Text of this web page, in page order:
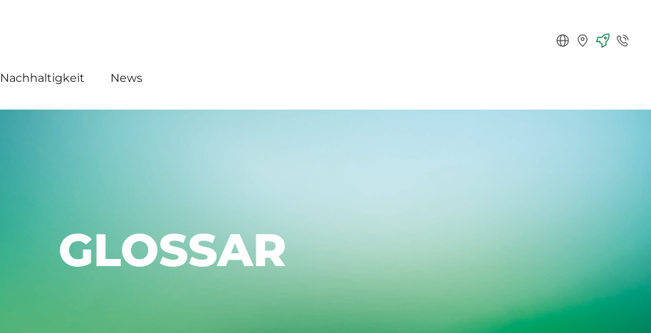
Deutsch
Standorte
KarriereKontakt
Nachhaltigkeit News
GLOSSAR